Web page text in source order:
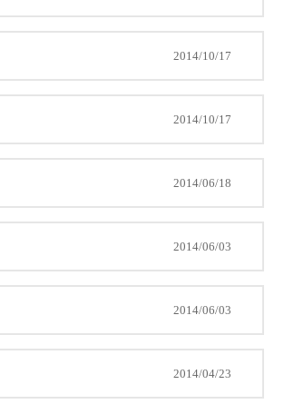
2014/10/17
2014/10/17
2014/06/18
2014/06/03
2014/06/03
2014/04/23